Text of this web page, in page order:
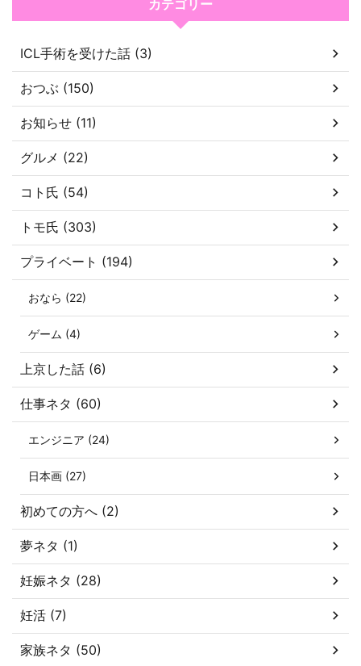
カテゴリー
ICL手術を受けた話 (3)
おつぶ (150)
お知らせ (11)
グルメ (22)
コト氏 (54)
トモ氏 (303)
プライベート (194)
おなら (22)
ゲーム (4)
上京した話 (6)
仕事ネタ (60)
エンジニア (24)
日本画 (27)
初めての方へ (2)
夢ネタ (1)
妊娠ネタ (28)
妊活 (7)
家族ネタ (50)